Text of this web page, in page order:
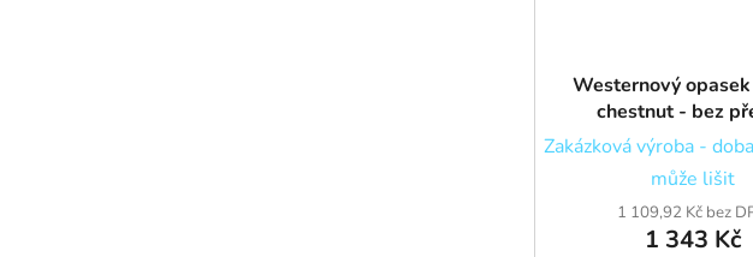
Westernový
chestnut - bez
Zakázková výroba -
může lišit
1 109,92 Kč bez
1 343 Kč